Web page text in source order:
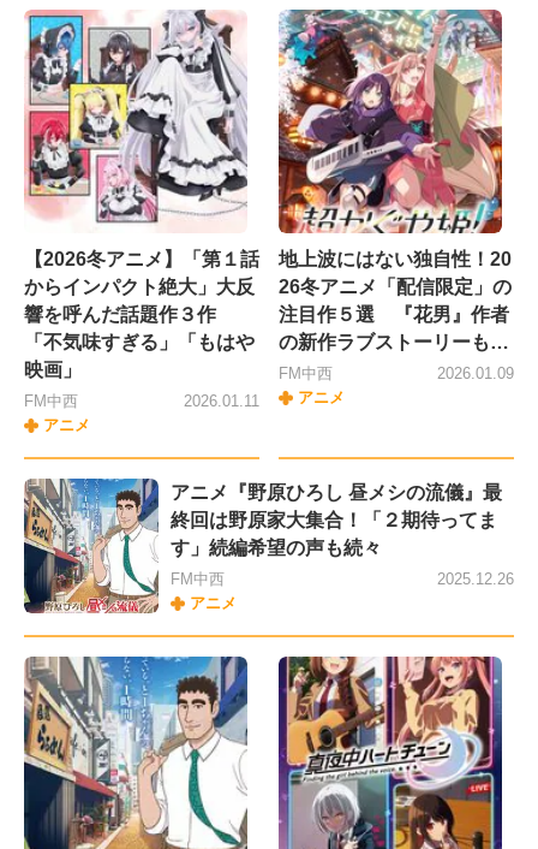
【2026冬アニメ】「第１話
からインパクト絶大」大反
響を呼んだ話題作３作
「不気味すぎる」「もはや
映画」
FM中西
アニメ
2026.01.11
地上波にはない独自性！20
26冬アニメ「配信限定」の
注目作５選 『花男』作者
の新作ラブストーリーも…
FM中西
アニメ
2026.01.09
アニメ『野原ひろし 昼メシの流儀』最
終回は野原家大集合！「２期待ってま
す」続編希望の声も続々
FM中西
アニメ
2025.12.26